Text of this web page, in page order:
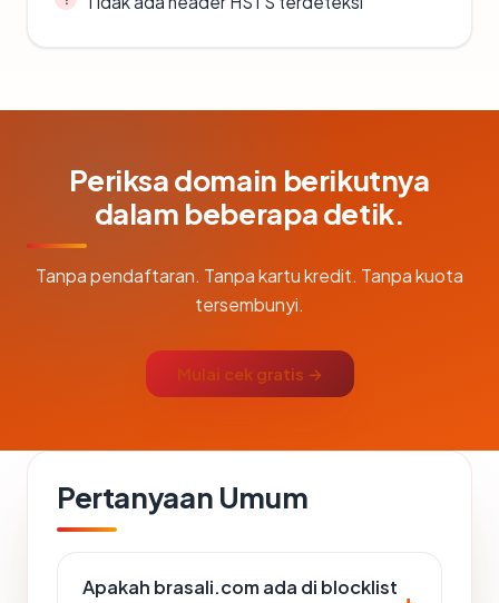
Periksa domain berikutnya
dalam beberapa detik.
Tanpa pendaftaran. Tanpa kartu kredit. Tanpa kuota
tersembunyi.
Mulai cek gratis →
Pertanyaan Umum
Apakah brasali.com ada di blocklist